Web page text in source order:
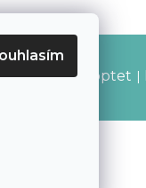
Vytvořil Shoptet |